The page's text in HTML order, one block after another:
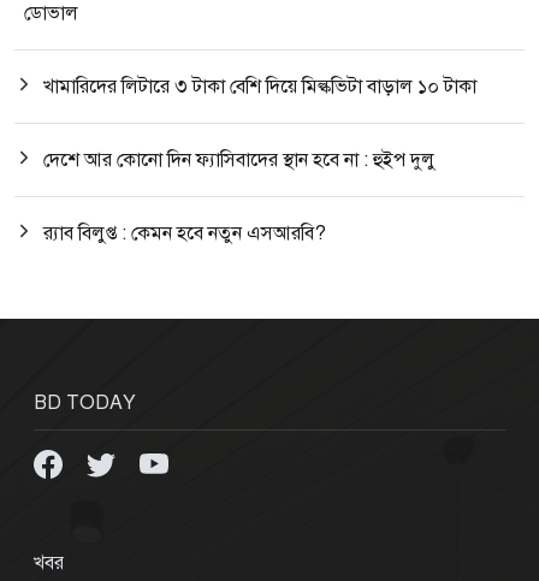
ডোভাল
খামারিদের লিটারে ৩ টাকা বেশি দিয়ে মিল্কভিটা বাড়াল ১০ টাকা
দেশে আর কোনো দিন ফ্যাসিবাদের স্থান হবে না : হুইপ দুলু
র‍্যাব বিলুপ্ত : কেমন হবে নতুন এসআরবি?
BD TODAY
খবর